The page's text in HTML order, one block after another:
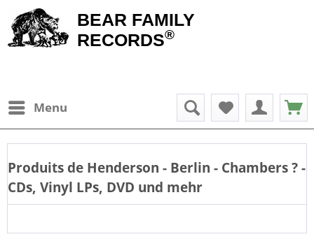
BEAR FAMILY
RECORDS®
Menu
Produits de Henderson - Berlin - Chambers? -
CDs, Vinyl LPs, DVD und mehr